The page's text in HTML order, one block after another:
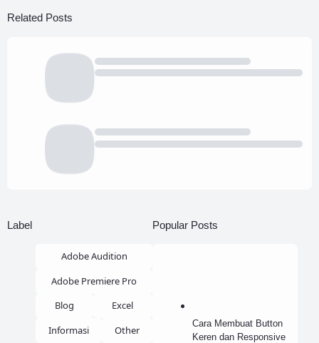
Related Posts
Label
Adobe Audition
Adobe Premiere Pro
Blog
Excel
Informasi
Other
Popular Posts
Cara Membuat Button
Keren dan Responsive